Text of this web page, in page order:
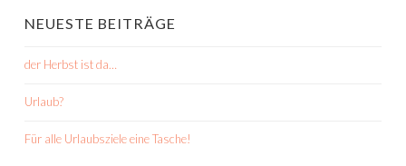
NEUESTE BEITRÄGE
der Herbst ist da…
Urlaub?
Für alle Urlaubsziele eine Tasche!